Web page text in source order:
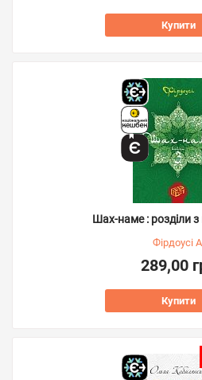
Купити
Шах-наме : розділи
Фірдоусі
289,00
Купити